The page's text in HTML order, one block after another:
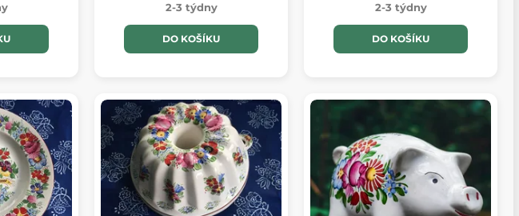
2-3 týdny
DO KOŠÍKU
2-3 týdny
DO KOŠÍKU